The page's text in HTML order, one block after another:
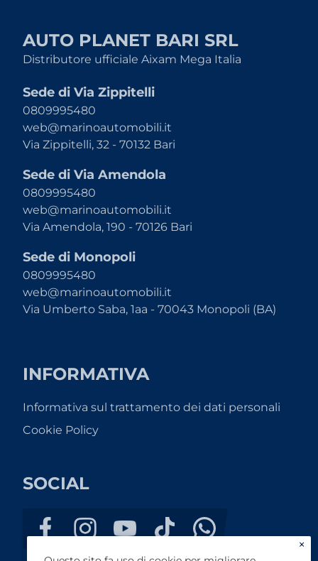
AUTO PLANET BARI SRL
Distributore ufficiale Aixam Mega Italia
Sede di Via Zippitelli
0809995480
web@marinoautomobili.it
Via Zippitelli, 32 - 70132 Bari
Sede di Via Amendola
0809995480
web@marinoautomobili.it
Via Amendola, 190 - 70126 Bari
Sede di Monopoli
0809995480
web@marinoautomobili.it
Via Umberto Saba, 1aa - 70043 Monopoli (BA)
INFORMATIVA
Informativa sul trattamento dei dati personali
Cookie Policy
SOCIAL
×